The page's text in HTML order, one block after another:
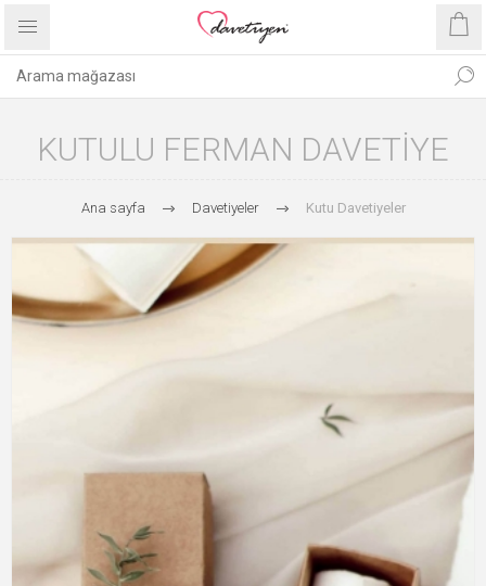
KUTULU FERMAN DAVETIYE
Ana sayfa Davetiyeler Kutu Davetiyeler